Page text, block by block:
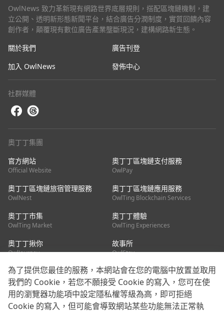
OwlNews 致力革新現有網路世界底層規則，搭配區塊鏈機制，建
立公開、透明新形態新聞平台，結合廣告分潤制度，實質回饋內容
創作者，顛覆現有數位廣告產業壟斷現況，建構網路新生態。
關於我們
廣告刊登
加入 OwlNews
發佈中心
社群媒體
奧丁丁集團
官方網站
Official Website
奧丁丁區塊鏈支付服務
OwlPay
奧丁丁區塊鏈旅宿管理服務
OwlNest
奧丁丁區塊鏈應用服務
OwlTing Blockchain Services
奧丁丁市集
OwlTing Market
奧丁丁體驗
OwlTing Experiences
奧丁丁揪你
OwlJourney
故事所
OwlStay
聯絡我們
客服信箱：mediapartner@owlting.com
服務信箱 / 廣告洽詢：info_owlnews@owlting.com
為了提供您最佳的服務，本網站會在您的電腦中放置並取用
我們的 Cookie，若您不願接受 Cookie 的寫入，您可在使
用的瀏覽器功能項中設定隱私權等級為高，即可拒絕
Cookie 的寫入，但可能會導致網站某些功能無法正常執